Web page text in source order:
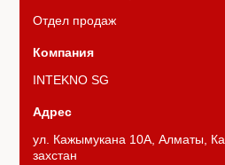
Отдел продаж
INTEKNO SG
ул. Кажымукана 10А, Алматы, Ка
захстан